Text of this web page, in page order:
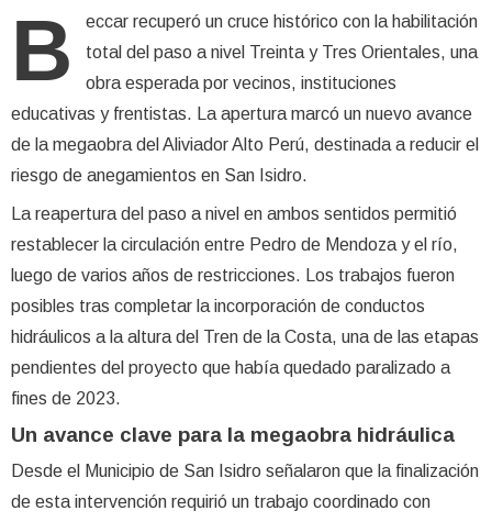
B
eccar recuperó un cruce histórico con la habilitación
total del paso a nivel Treinta y Tres Orientales, una
obra esperada por vecinos, instituciones
educativas y frentistas. La apertura marcó un nuevo avance
de la megaobra del Aliviador Alto Perú, destinada a reducir el
riesgo de anegamientos en San Isidro.
La reapertura del paso a nivel en ambos sentidos permitió
restablecer la circulación entre Pedro de Mendoza y el río,
luego de varios años de restricciones. Los trabajos fueron
posibles tras completar la incorporación de conductos
hidráulicos a la altura del Tren de la Costa, una de las etapas
pendientes del proyecto que había quedado paralizado a
fines de 2023.
Un avance clave para la megaobra hidráulica
Desde el Municipio de San Isidro señalaron que la finalización
de esta intervención requirió un trabajo coordinado con